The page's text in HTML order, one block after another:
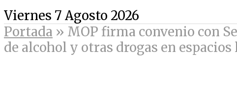
Viernes 7 Agosto 2026
Portada » MOP firma convenio con
de alcohol y otras drogas en espacios